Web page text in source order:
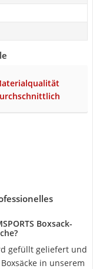
Boxsack-
gefüllt geliefert und
in unserem